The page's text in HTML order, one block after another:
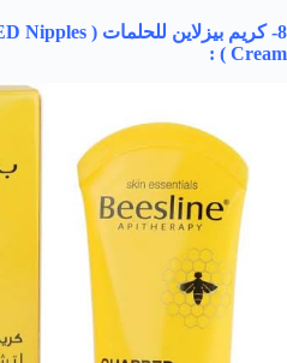
8- كريم بيزلاين للحلمات (
Nipples
Cream
) :